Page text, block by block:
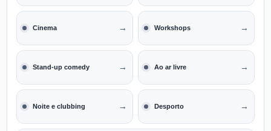
Cinema → Workshops →
Stand-up comedy → Ao ar livre →
Noite e clubbing → Desporto →